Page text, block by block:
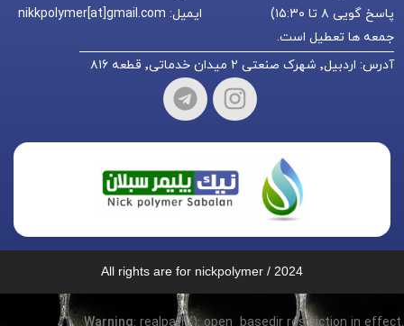
پاسخ گویی ۸ تا ۱۵:۳۰)
جمعه ها تعطیل است.
ایمیل: nikkpolymer[at]gmail.com
آدرس: اردبیل٬ شهرک صنعتی ۲ میدان خدماتی٬ قطعه ۸۱۶
All rights are for nickpolymer / 2024